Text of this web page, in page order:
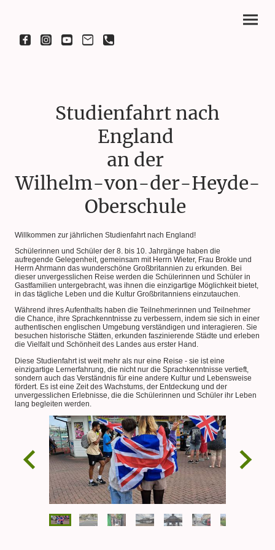
Studienfahrt nach
England
an der
Wilhelm-von-der-Heyde-
Oberschule
Willkommen zur jährlichen Studienfahrt nach England!
Schülerinnen und Schüler der 8. bis 10. Jahrgänge haben die
aufregende Gelegenheit, gemeinsam mit Herrn Wieter, Frau Brokle und
Herrn Ahrmann das wunderschöne Großbritannien zu erkunden. Bei
dieser unvergesslichen Reise werden die Schülerinnen und Schüler in
Gastfamilien untergebracht, was ihnen die einzigartige Möglichkeit bietet,
in das tägliche Leben und die Kultur Großbritanniens einzutauchen.
Während ihres Aufenthalts haben die Teilnehmerinnen und Teilnehmer
die Chance, ihre Sprachkenntnisse zu verbessern, indem sie sich in einer
authentischen englischen Umgebung verständigen und interagieren. Sie
besuchen historische Stätten, erkunden faszinierende Städte und erleben
die Vielfalt und Schönheit des Landes aus erster Hand.
Diese Studienfahrt ist weit mehr als nur eine Reise - sie ist eine
einzigartige Lernerfahrung, die nicht nur die Sprachkenntnisse vertieft,
sondern auch das Verständnis für eine andere Kultur und Lebensweise
fördert. Es ist eine Zeit des Wachstums, der Entdeckung und der
unvergesslichen Erlebnisse, die die Schülerinnen und Schüler ihr Leben
lang begleiten werden.